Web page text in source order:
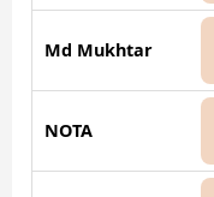
Md Mukhtar
NOTA